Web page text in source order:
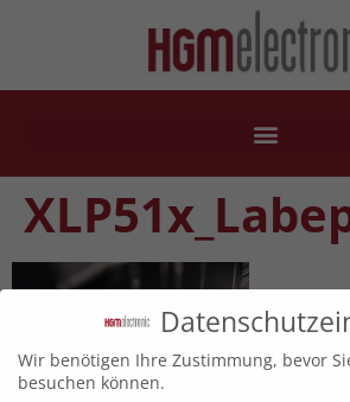
Wir benötigen Ihre Zustimmung, bevor
besuchen können.